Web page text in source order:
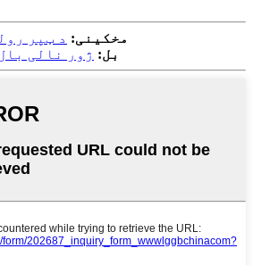
مخکینی: د ټپر
بل: ژور نالی بال